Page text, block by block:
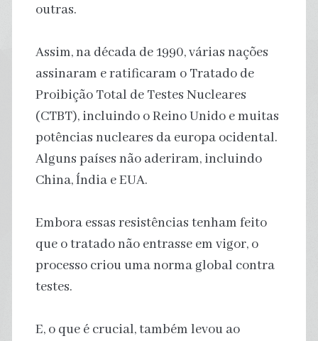
outras.
Assim, na década de 1990, várias nações
assinaram e ratificaram o Tratado de
Proibição Total de Testes Nucleares
(CTBT), incluindo o Reino Unido e muitas
potências nucleares da europa ocidental.
Alguns países não aderiram, incluindo
China, Índia e EUA.
Embora essas resistências tenham feito
que o tratado não entrasse em vigor, o
processo criou uma norma global contra
testes.
E, o que é crucial, também levou ao